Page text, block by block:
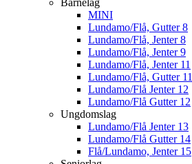
Barnelag
MINI
Lundamo/Flå, Gutter 8
Lundamo/Flå, Jenter 8
Lundamo/Flå, Jenter 9
Lundamo/Flå, Jenter 11
Lundamo/Flå, Gutter 11
Lundamo/Flå Jenter 12
Lundamo/Flå Gutter 12
Ungdomslag
Lundamo/Flå Jenter 13
Lundamo/Flå Gutter 14
Flå/Lundamo, Jenter 15